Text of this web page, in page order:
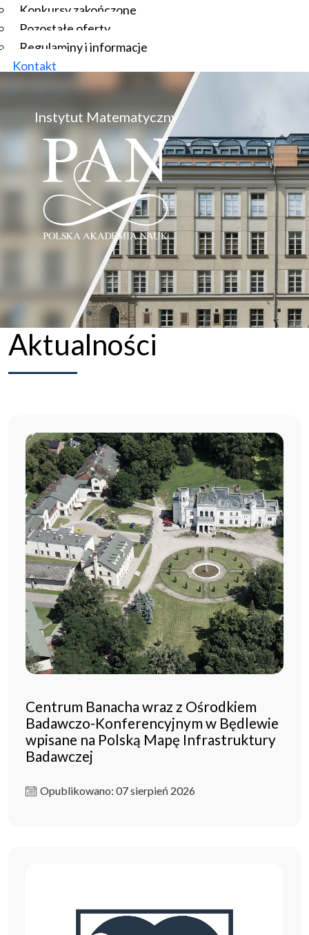
Konkursy zakończone
Pozostałe oferty
Regulaminy i informacje
Kontakt
Instytut Matematyczny
Aktualności
Centrum Banacha wraz z Ośrodkiem
Badawczo-Konferencyjnym w Będlewie
wpisane na Polską Mapę Infrastruktury
Badawczej
Opublikowano: 07 sierpień 2026